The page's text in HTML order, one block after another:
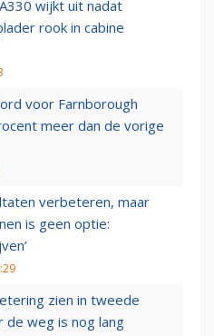
wijkt uit nadat
rook in cabine
voor Farnborough
meer dan de vorige
verbeteren, maar
is geen optie:
zien in tweede
de weg is nog lang